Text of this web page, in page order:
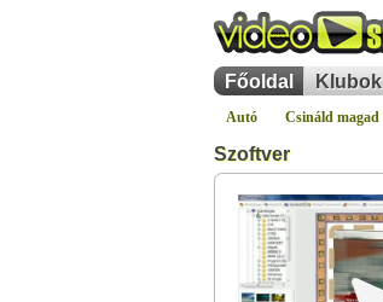
Főoldal Klubok
Autó Csináld magad
Szoftver